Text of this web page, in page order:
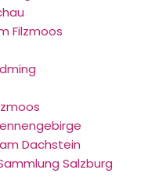
Filzmoos
Dachstein
Salzburg